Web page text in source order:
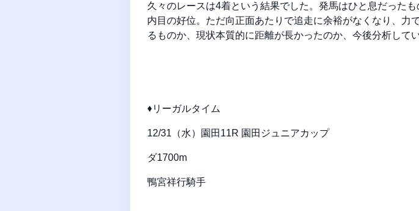
久々のレースは4着という結果でした。発馬はひと息だった
内目の好位。ただ向正面あたりで追走に余裕がなくなり、力
るものか、現状本質的に距離が長かったのか、今後分析して
♦リーガルタイム
12/31（水）園田11R 園田ジュニアカップ
ダ1700m
鴨宮祥行騎手